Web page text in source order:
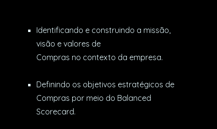
Identificando e construindo a missão,
visão e valores de
Compras no contexto da empresa.
Definindo os objetivos estratégicos de
Compras por meio do Balanced
Scorecard.